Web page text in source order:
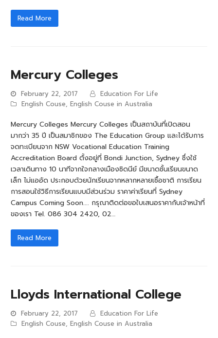
Read More
Mercury Colleges
February 22, 2017
Education For Life
English Couse,English Couse in Australia
Mercury Colleges Mercury Colleges เป็นสถาบันที่เปิดสอน
มากว่า 35 ปี เป็นสมาชิกของ The Education Group และได้รับการ
จดทะเบียนจาก NSW Vocational Education Training
Accreditation Board ตั้งอยู่ที่ Bondi Junction, Sydney ซึ่งใช้
เวลาเดินทาง 10 นาทีจากใจกลางเมืองซิดนีย์ มีขนาดชั้นเรียนขนาด
เล็ก ไม่แออัด ประกอบด้วยนักเรียนจากหลากหลายเชื้อชาติ การเรียน
การสอนใช้วิธีการเรียนแบบมีส่วนร่วม ราคาค่าเรียนที่ Sydney
Campus Coming Soon.... กรุณาติดต่อขอใบเสนอราคากับเจ้าหน้าที่
ของเรา Tel. 086 304 2420, 02…
Read More
Lloyds International College
February 22, 2017
Education For Life
English Couse,English Couse in Australia